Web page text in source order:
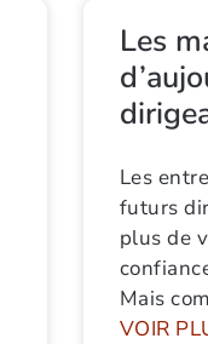
Les
Les
futurs
plus de
Mais
VOIR